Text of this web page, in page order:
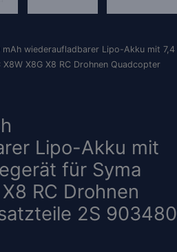
mAh wiederaufladbarer Lipo-Akku mit 7,4
X8G X8 RC Drohnen Quadcopter
Lipo-Akku mit
für Syma
RC Drohnen
2S 903480